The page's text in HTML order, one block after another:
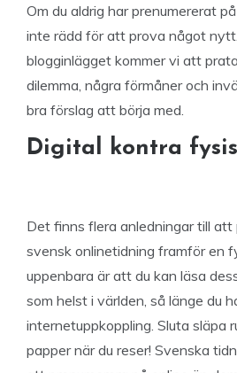
Om du aldrig har prenumererat
inte rädd för att prova något
blogginlägget kommer vi att
dilemma, några förmåner och
bra förslag att börja med.
Digital kontra
Det finns flera anledningar till att
svensk onlinetidning framför en
uppenbara är att du kan läsa
som helst i världen, så länge du
internetuppkoppling. Sluta släpa
papper när du reser! Svenska